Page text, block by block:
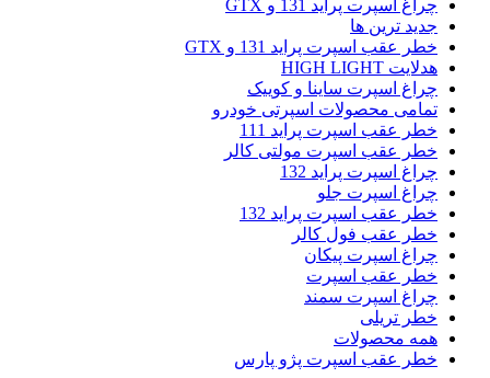
چراغ اسپرت پراید 131 و GTX
جدید ترین ها
خطر عقب اسپرت پراید 131 و GTX
هدلایت HIGH LIGHT
چراغ اسپرت ساینا و کوییک
تمامی محصولات اسپرتی خودرو
خطر عقب اسپرت پراید 111
خطر عقب اسپرت مولتی کالر
چراغ اسپرت پراید 132
چراغ اسپرت جلو
خطر عقب اسپرت پراید 132
خطر عقب فول کالر
چراغ اسپرت پیکان
خطر عقب اسپرت
چراغ اسپرت سمند
خطر تریلی
همه محصولات
خطر عقب اسپرت پژو پارس